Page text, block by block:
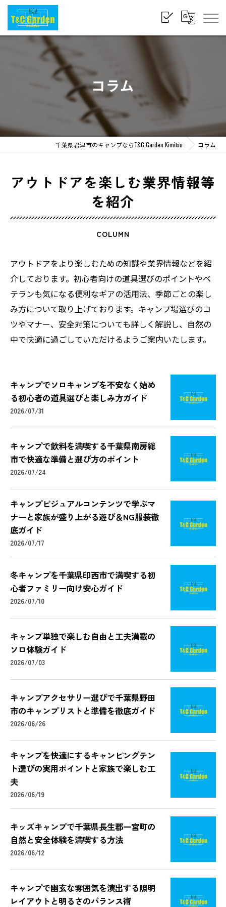
コラム
千葉県君津市のキャンプならT&C Garden Kimitsu コラム
アウトドアを楽しむ業界情報等
を紹介
COLUMN
アウトドアをより楽しむための知識や業界情報などを紹
介しております。初心者向けの道具選びのポイントやベ
テランも気になる便利なギアの活用法、季節ごとの楽し
み方について取り上げております。キャンプ場選びのコ
ツやマナー、安全対策についても詳しく解説し、自然の
中で快適に過ごしていただけるようご案内いたします。
キャンプでソロキャンプを不安なく始め
る初心者の道具選びと楽しみ方ガイド
2026/07/31
キャンプで飲料を満喫する千葉県南房総
市で快適な準備と選び方のポイント
2026/07/24
キャンプビジュアルコンテンツで学ぶマ
ナーと家族が盛り上がる遊び＆NG服装徹
底ガイド
2026/07/17
冬キャンプを千葉県印西市で満喫する初
心者ファミリー向け安心ガイド
2026/07/10
キャンプ単独で楽しむ自由と工夫満載の
ソロ体験ガイド
2026/07/03
キャンプアクセサリー選びで千葉県野田
市のキャンプリストと準備を徹底ガイド
2026/06/26
キャンプを快適にするキャンピングテン
ト選びの実用ポイントと家族で楽しむ工
夫
2026/06/19
キッズキャンプで千葉県長生郡一宮町の
自然と安全体験を満喫する方法
2026/06/12
キャンプで幽玄な雰囲気を演出する照明
レイアウトと明るさのバランス術